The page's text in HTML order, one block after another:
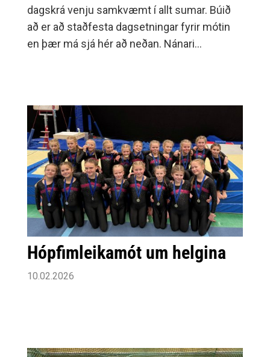
dagskrá venju samkvæmt í allt sumar. Búið
að er að staðfesta dagsetningar fyrir mótin
en þær má sjá hér að neðan. Nánari
Hópfimleikamót um helgina
10.02.2026